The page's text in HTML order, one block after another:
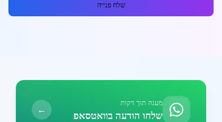
שלח פנייה
מענה תוך דקות
שלחו הודעה בוואטסאפ ←